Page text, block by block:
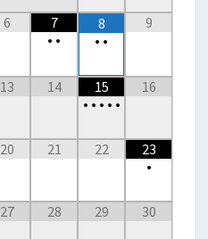
6
7
• •
8
• •
9
13 14
15
• • • • •
16
20 21 22
23
•
27 28 29 30